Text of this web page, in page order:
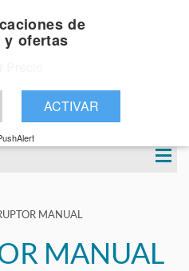
MANUAL
MANUAL
de
y ofertas
ACTIVAR